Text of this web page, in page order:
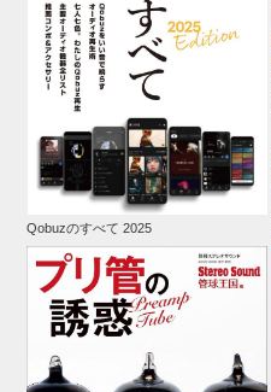
Qobuzのすべて 2025